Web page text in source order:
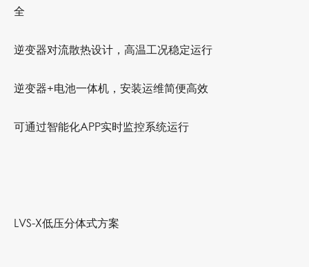
全
逆变器对流散热设计，高温工况稳定运行
逆变器+电池一体机，安装运维简便高效
可通过智能化APP实时监控系统运行
LVS-X低压分体式方案